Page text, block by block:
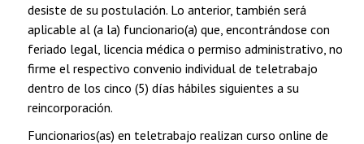
desiste de su postulación. Lo anterior, también será
aplicable al (a la) funcionario(a) que, encontrándose con
feriado legal, licencia médica o permiso administrativo, no
firme el respectivo convenio individual de teletrabajo
dentro de los cinco (5) días hábiles siguientes a su
reincorporación.
Funcionarios(as) en teletrabajo realizan curso online de